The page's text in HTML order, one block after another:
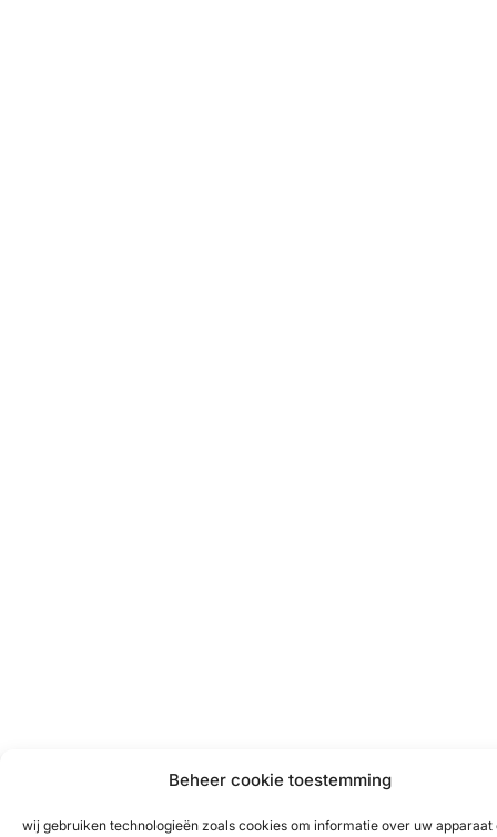
Beheer cookie toestemming
wij gebruiken technologieën zoals cookies om informatie over uw apparaat